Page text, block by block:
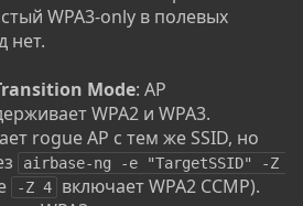
WPA3-only в полевых
нет.
Mode: AP
WPA2 и WPA3.
rogue AP с тем же SSID, но
airbase-ng -e "TargetSSID" -Z
-Z 4
включает WPA2 CCMP).